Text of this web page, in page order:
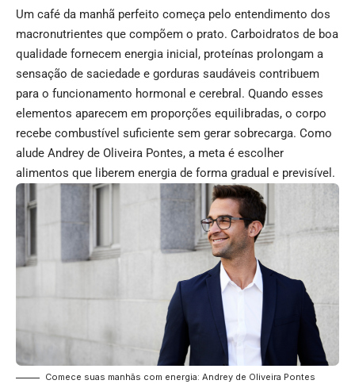
Um café da manhã perfeito começa pelo entendimento dos
macronutrientes que compõem o prato. Carboidratos de boa
qualidade fornecem energia inicial, proteínas prolongam a
sensação de saciedade e gorduras saudáveis contribuem
para o funcionamento hormonal e cerebral. Quando esses
elementos aparecem em proporções equilibradas, o corpo
recebe combustível suficiente sem gerar sobrecarga. Como
alude Andrey de Oliveira Pontes, a meta é escolher
alimentos que liberem energia de forma gradual e previsível.
Comece suas manhãs com energia: Andrey de Oliveira Pontes